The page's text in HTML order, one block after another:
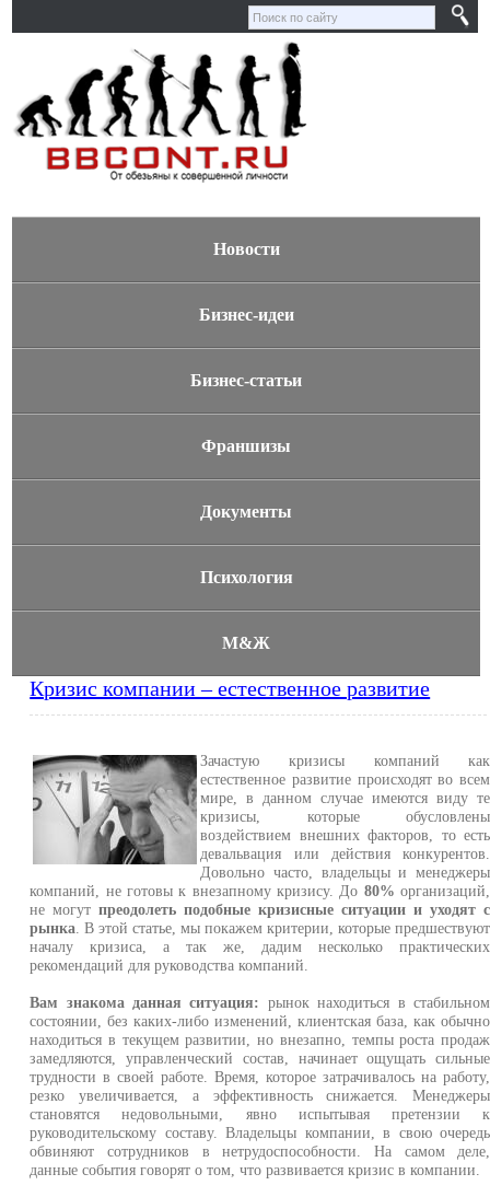
Новости
Бизнес-идеи
Бизнес-статьи
Франшизы
Документы
Психология
М&Ж
Кризис компании – естественное развитие
Зачастую кризисы компаний как
естественное развитие происходят во всем
мире, в данном случае имеются виду те
кризисы, которые обусловлены
воздействием внешних факторов, то есть
девальвация или действия конкурентов.
Довольно часто, владельцы и менеджеры
компаний, не готовы к внезапному кризису. До 80% организаций,
не могутпреодолеть подобные кризисные ситуации и уходят с
рынка . В этой статье, мы покажем критерии, которые предшествуют
началу кризиса, а так же, дадим несколько практических
рекомендаций для руководства компаний.
Вам знакома данная ситуация: рынок находиться в стабильном
состоянии, без каких-либо изменений, клиентская база, как обычно
находиться в текущем развитии, но внезапно, темпы роста продаж
замедляются, управленческий состав, начинает ощущать сильные
трудности в своей работе. Время, которое затрачивалось на работу,
резко увеличивается, а эффективность снижается. Менеджеры
становятся недовольными, явно испытывая претензии к
руководительскому составу. Владельцы компании, в свою очередь
обвиняют сотрудников в нетрудоспособности. На самом деле,
данные события говорят о том, что развивается кризис в компании.